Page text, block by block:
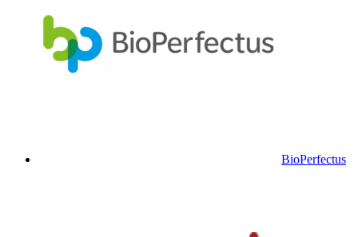
BioPerfectus